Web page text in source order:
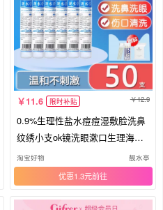
11.6 限时补贴 12.9
0.9%生理性盐水痘痘湿敷脸洗鼻
纹绣小支ok镜洗眼漱口生理海盐
水
淘宝好物 靓水亭
优惠1.3元